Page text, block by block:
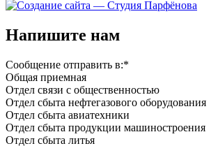
Напишите нам
Сообщение отправить в:*
Общая приемная
Отдел связи с общественностью
Oтдел сбыта нефтегазового оборудования
Отдел сбыта авиатехники
Отдел сбыта продукции машиностроения
Отдел сбыта литья